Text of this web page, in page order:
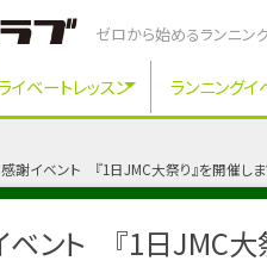
ゼロから始めるランニン
イベートレッスン ランニングイ
感謝イベント 『1日JMC大祭り』を開催しま
ント 『1日JMC大